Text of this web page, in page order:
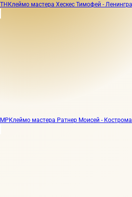
THКлеймо мастера Хескес Тимофей -
МРКлеймо мастера Ратнер Моисей -